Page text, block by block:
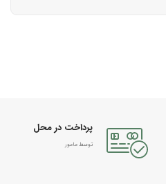
پرداخت در محل
توسط مامور